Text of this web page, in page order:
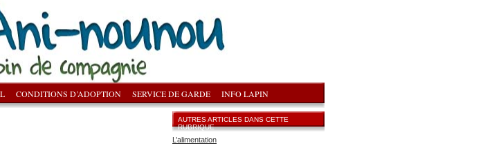
CONDITIONS D’ADOPTION SERVICE DE GARDE INFO LAPIN
AUTRES ARTICLES DANS CETTE
RUBRIQUE
L’alimentation